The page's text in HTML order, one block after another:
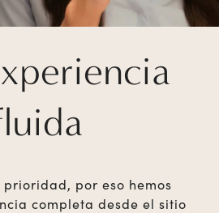
prioridad, por eso hemos
completa desde el sitio